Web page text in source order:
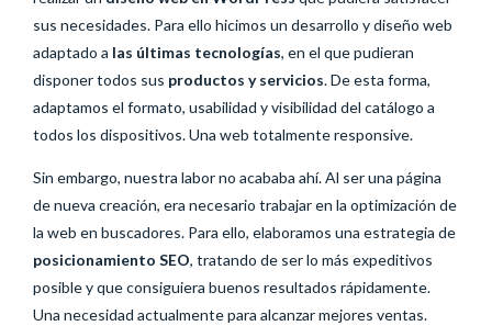
sus necesidades. Para ello hicimos un desarrollo y diseño web
adaptado a las últimas tecnologías, en el que pudieran
disponer todos sus productos y servicios. De esta forma,
adaptamos el formato, usabilidad y visibilidad del catálogo a
todos los dispositivos. Una web totalmente responsive.
Sin embargo, nuestra labor no acababa ahí. Al ser una página
de nueva creación, era necesario trabajar en la optimización de
la web en buscadores. Para ello, elaboramos una estrategia de
posicionamiento SEO, tratando de ser lo más expeditivos
posible y que consiguiera buenos resultados rápidamente.
Una necesidad actualmente para alcanzar mejores ventas.